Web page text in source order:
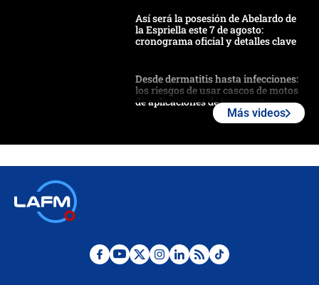
Así será la posesión de Abelardo de
la Espriella este 7 de agosto:
cronograma oficial y detalles clave
Desde dermatitis hasta infecciones:
los riesgos de usar cascos de motos
de aplicaciones de transporte
Posesión de Abelardo De La Espriella
Más videos